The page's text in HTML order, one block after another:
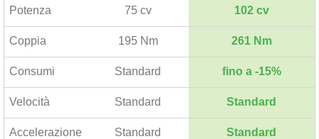
Potenza 75 cv 102 cv
Coppia 195 Nm 261 Nm
Consumi Standard fino a -15%
Velocità Standard Standard
Accelerazione Standard Standard